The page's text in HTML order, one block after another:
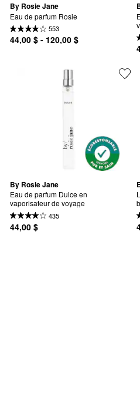
By Rosie Jane
Eau de parfum Rosie
553
44,00 $ - 120,00 $
By Rosie Jane
Eau de parfum Dulce en
vaporisateur de voyage
435
44,00 $